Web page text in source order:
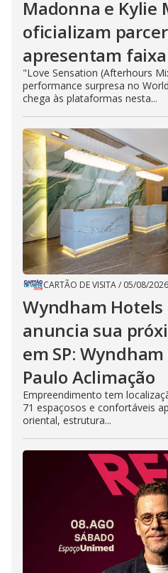
Madonna e Kylie
oficializam
apresentam
"Love Sensation (Afterhours
performance surpresa no
chega às plataformas nesta...
CARTÃO DE VISITA/ 05/08/2026
Wyndham Hotels
anuncia sua
em SP:
Paulo Aclimação
Empreendimento tem
71 espaçosos e confortáveis
oriental, estrutura...